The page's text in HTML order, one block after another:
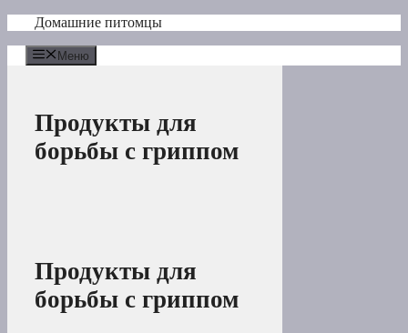
Перейти
содержимому
Домашние питомцы
Меню
Продукты для
борьбы с гриппом
Продукты для
борьбы с гриппом